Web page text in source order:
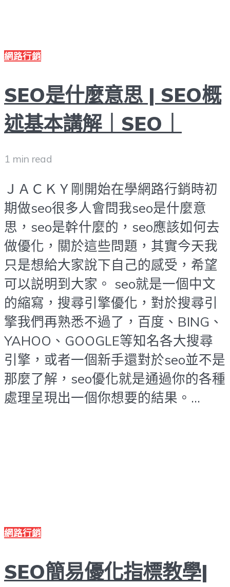
網路行銷
SEO是什麼意思 | SEO概
述基本講解｜SEO｜
1 min read
ＪＡＣＫＹ剛開始在學網路行銷時初
期做seo很多人會問我seo是什麼意
思，seo是幹什麼的，seo應該如何去
做優化，關於這些問題，其實今天我
只是想給大家說下自己的感受，希望
可以説明到大家。 seo就是一個中文
的縮寫，搜尋引擎優化，對於搜尋引
擎我們再熟悉不過了，百度、BING、
YAHOO、GOOGLE等知名各大搜尋
引擎，或者一個新手還對於seo並不是
那麼了解，seo優化就是通過你的各種
處理呈現出一個你想要的結果。...
網路行銷
SEO簡易優化指標教學|